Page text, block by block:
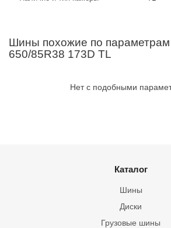
Шины похожие по
650/85R38 173D TL
Нет с подобными
Каталог
Шины
Грузовые шины
Диски